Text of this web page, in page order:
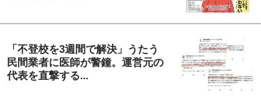
「不登校を3週間で解決」うたう
民間業者に医師が警鐘。運営元の
代表を直撃する...